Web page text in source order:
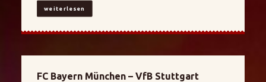
weiterlesen
FC Bayern München – VfB Stuttgart